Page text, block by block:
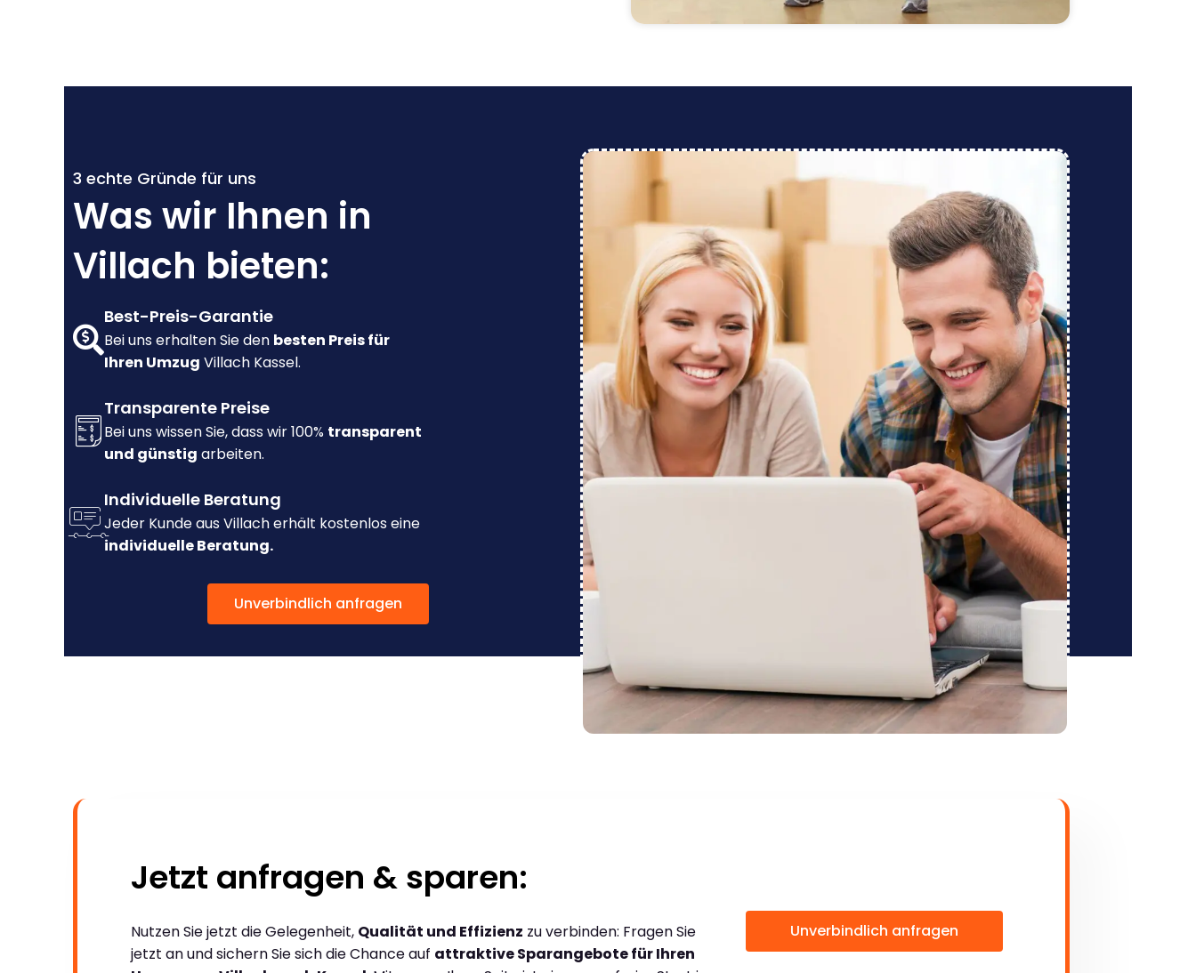
3 echte Gründe für uns
Was wir Ihnen in
Villach bieten:
Best-Preis-Garantie
Bei uns erhalten Sie den besten Preis für
Ihren Umzug Villach Kassel.
Transparente Preise
Bei uns wissen Sie, dass wir 100% transparent
und günstig arbeiten.
Individuelle Beratung
Jeder Kunde aus Villach erhält kostenlos eine
individuelle Beratung.
Unverbindlich anfragen
Jetzt anfragen & sparen:
Nutzen Sie jetzt die Gelegenheit, Qualität und Effizienz zu verbinden: Fragen Sie
jetzt an und sichern Sie sich die Chance auf attraktive Sparangebote für Ihren
Unverbindlich anfragen